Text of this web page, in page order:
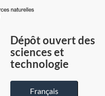
du
Canada
Dépôt ouvert des
sciences et
technologie
Français